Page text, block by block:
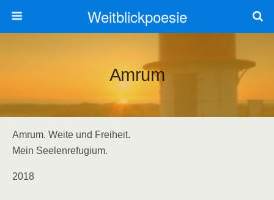
Weitblickpoesie
Amrum
Amrum. Weite und Freiheit.
Mein Seelenrefugium.
2018